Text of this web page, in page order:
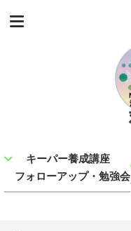
キーパー養成講座
フォローアップ・勉強会